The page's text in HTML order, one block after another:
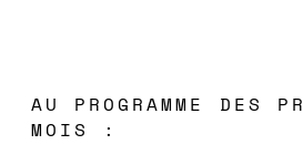
AU PROGRAMME DES
MOIS :